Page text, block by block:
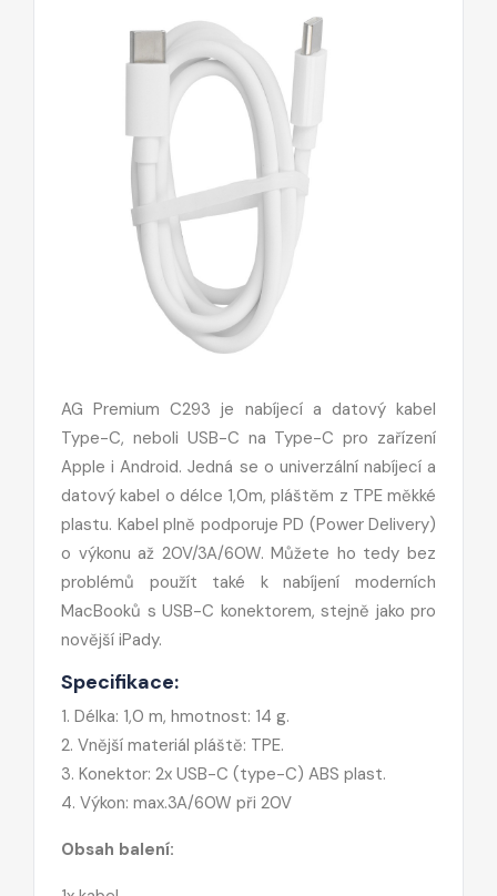
AG Premium C293 je nabíjecí a datový kabel
Type-C, neboli USB-C na Type-C pro zařízení
Apple i Android. Jedná se o univerzální nabíjecí a
datový kabel o délce 1,0m, pláštěm z TPE měkké
plastu. Kabel plně podporuje PD (Power Delivery)
o výkonu až 20V/3A/60W. Můžete ho tedy bez
problémů použít také k nabíjení moderních
MacBooků s USB-C konektorem, stejně jako pro
novější iPady.
Specifikace:
1. Délka: 1,0 m, hmotnost: 14 g.
2. Vnější materiál pláště: TPE.
3. Konektor: 2x USB-C (type-C) ABS plast.
4. Výkon: max.3A/60W při 20V
Obsah balení: